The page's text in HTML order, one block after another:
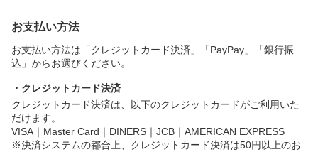
お支払い方法
お支払い方法は「クレジットカード決済」「PayPay」「銀行振
込」からお選びください。
・クレジットカード決済
クレジットカード決済は、以下のクレジットカードがご利用いた
だけます。
VISA｜Master Card｜DINERS｜JCB｜AMERICAN EXPRESS
※決済システムの都合上、クレジットカード決済は50円以上のお